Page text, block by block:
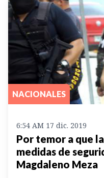
NACIONALES
6:54 AM 17 dic. 2019
Por temor a que
medidas de
Magdaleno Meza